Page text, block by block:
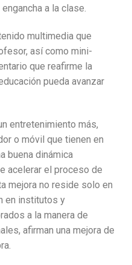
a la clase.
multimedia que
así como mini-
que reafirme la
pueda avanzar
entretenimiento más,
o móvil que tienen en
buena dinámica
acelerar el proceso de
mejora no reside solo en
en institutos y
a la manera de
afirman una mejora de